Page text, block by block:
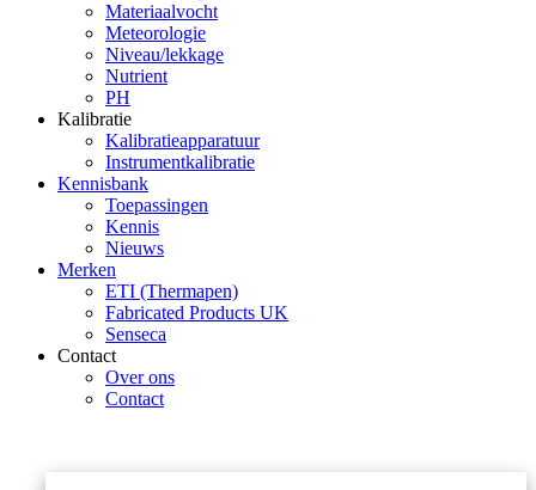
Materiaalvocht
Meteorologie
Niveau/lekkage
Nutrient
PH
Kalibratie
Kalibratieapparatuur
Instrumentkalibratie
Kennisbank
Toepassingen
Kennis
Nieuws
Merken
ETI (Thermapen)
Fabricated Products UK
Senseca
Contact
Over ons
Contact